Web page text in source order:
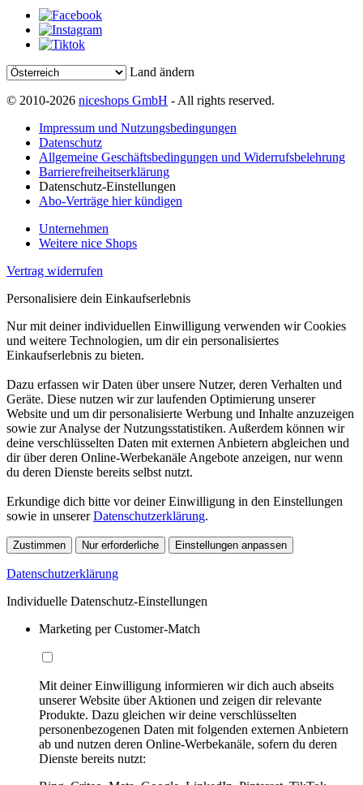
Land ändern
© 2010-2026 niceshops GmbH - All rights reserved.
Impressum und Nutzungsbedingungen
Datenschutz
Allgemeine Geschäftsbedingungen und Widerrufsbelehrung
Barrierefreiheitserklärung
Datenschutz-Einstellungen
Abo-Verträge hier kündigen
Unternehmen
Weitere nice Shops
Vertrag widerrufen
Personalisiere dein Einkaufserlebnis
Nur mit deiner individuellen Einwilligung verwenden wir Cookies
und weitere Technologien, um dir ein personalisiertes
Einkaufserlebnis zu bieten.
Dazu erfassen wir Daten über unsere Nutzer, deren Verhalten und
Geräte. Diese nutzen wir zur laufenden Optimierung unserer
Website und um dir personalisierte Werbung und Inhalte anzuzeigen
sowie zur Analyse der Nutzungsstatistiken. Außerdem können wir
deine verschlüsselten Daten mit externen Anbietern abgleichen und
dir über deren Online-Werbekanäle Angebote anzeigen, nur wenn
du deren Dienste bereits selbst nutzt.
Erkundige dich bitte vor deiner Einwilligung in den Einstellungen
sowie in unsererDatenschutzerklärung.
Zustimmen Nur erforderliche Einstellungen anpassen
Datenschutzerklärung
Individuelle Datenschutz-Einstellungen
Marketing per Customer-Match
Mit deiner Einwilligung informieren wir dich auch abseits
unserer Website über Aktionen und zeigen dir relevante
Produkte. Dazu gleichen wir deine verschlüsselten
personenbezogenen Daten mit folgenden externen Anbietern
ab und nutzen deren Online-Werbekanäle, sofern du deren
Dienste bereits nutzt: